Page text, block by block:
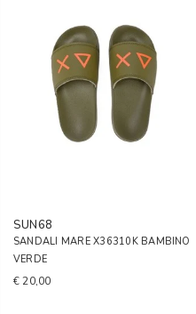
SUN68
SANDALI MARE X36310K BAMBINO
VERDE
€ 20,00